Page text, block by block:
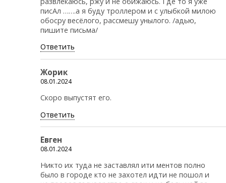
писАл …….а я буду троллером и с улыбкой милою
обосру весёлого, рассмешу унылого. /адью,
пишите письма/
Ответить
Жорик
08.01.2024
Скоро выпустят его.
Ответить
Евген
08.01.2024
Никто их туда не заставлял ити ментов полно
было в городе кто не захотел идти не пошол и